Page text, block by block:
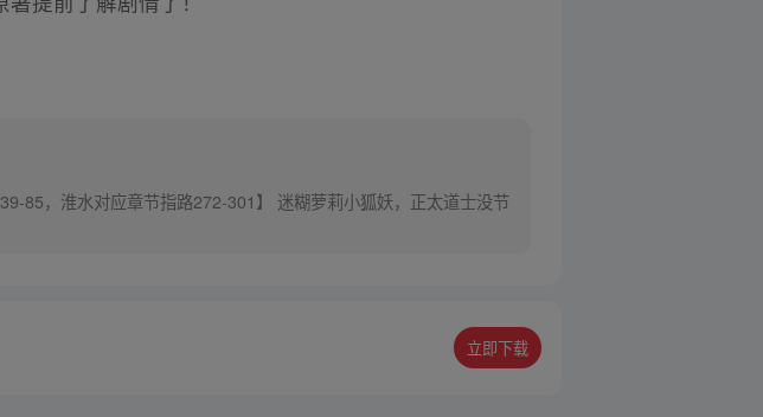
85，淮水对应章节指路272-301】 迷糊萝莉小狐妖，正太道士没节
立即下载